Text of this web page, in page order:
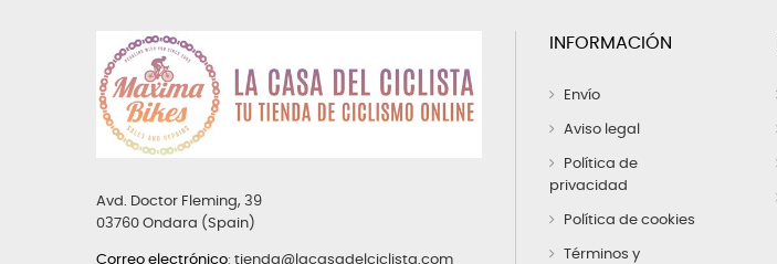
Avd. Doctor Fleming, 39
03760 Ondara (Spain)
Correo electrónico: tienda@lacasadelciclista.com
INFORMACIÓN
Envío
Aviso legal
Política de
privacidad
Política de cookies
Términos y